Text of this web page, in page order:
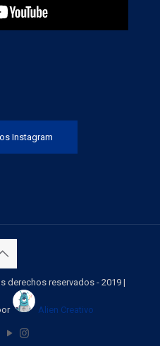
Instagram
derechos reservados - 2019 |
Alien Creativo